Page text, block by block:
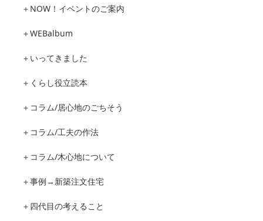
＋NOW！イベントのご案内
＋WEBalbum
＋いってきました
＋くらし役立読本
＋コラム/居心地のごちそう
＋コラム/工夫の作法
＋コラム/木心地について
＋事例→新築注文住宅
＋四代目の考えること